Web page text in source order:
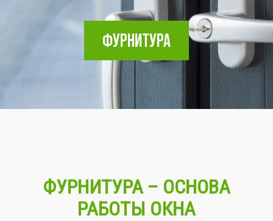
ФУРНИТУРА
ФУРНИТУРА – ОСНОВА
РАБОТЫ ОКНА